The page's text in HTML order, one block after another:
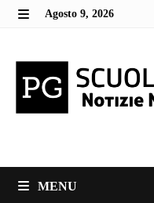
Skip
Agosto 9, 2026
MENU